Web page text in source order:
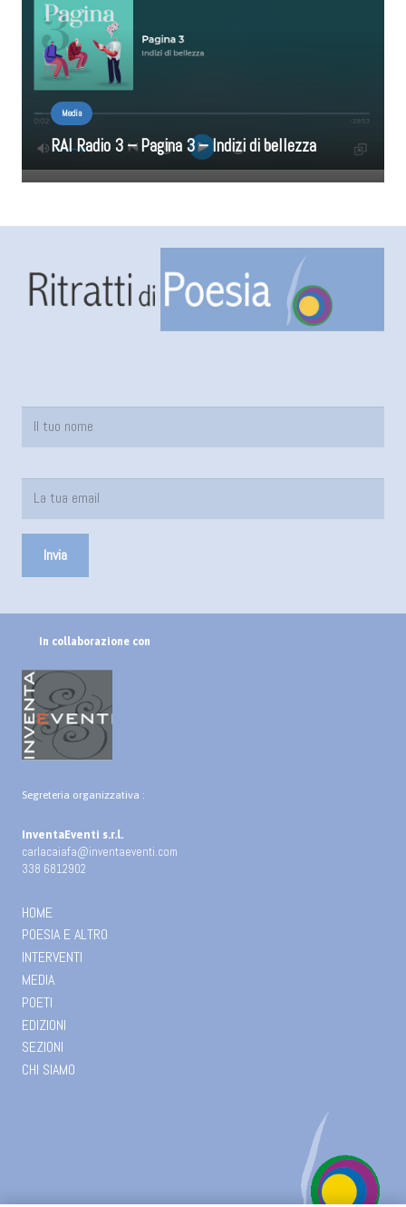
Media
RAI Radio 3 – Pagina 3 – Indizi di bellezza
In collaborazione con
Segreteria organizzativa :
InventaEventi s.r.l.
carlacaiafa@inventaeventi.com
338 6812902
HOME
POESIA E ALTRO
INTERVENTI
MEDIA
POETI
EDIZIONI
SEZIONI
CHI SIAMO